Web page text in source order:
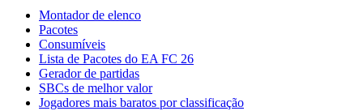
Montador de elenco
Pacotes
Consumíveis
Lista de Pacotes do EA FC 26
Gerador de partidas
SBCs de melhor valor
Jogadores mais baratos por classificação